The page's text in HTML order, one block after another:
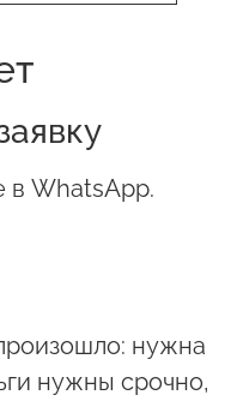
в WhatsApp.
нужна
нужны срочно,